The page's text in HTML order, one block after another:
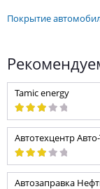
покрытие
Tamic energy
Автотехцентр
Автозаправка